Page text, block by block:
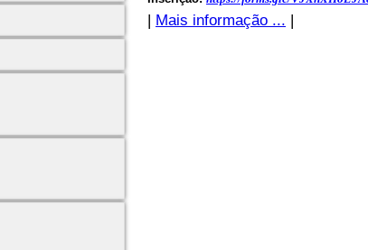
| Mais informação ... |